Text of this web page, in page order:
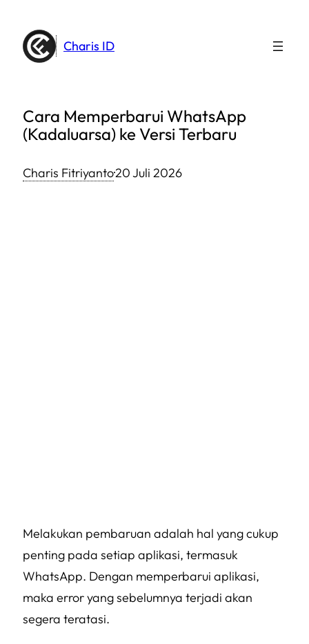
konten
Charis ID
Cara Memperbarui WhatsApp
(Kadaluarsa) ke Versi Terbaru
Charis Fitriyanto·20 Juli 2026
Melakukan pembaruan adalah hal yang cukup
penting pada setiap aplikasi, termasuk
WhatsApp. Dengan memperbarui aplikasi,
maka error yang sebelumnya terjadi akan
segera teratasi.